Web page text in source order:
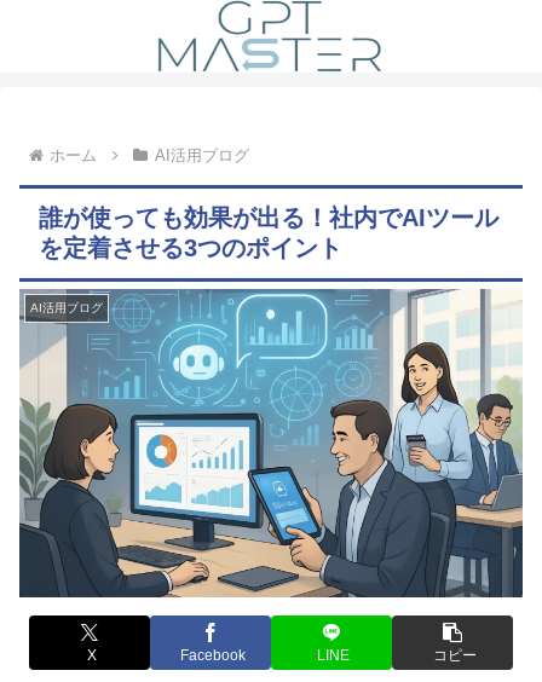
ホーム AI活用ブログ
誰が使っても効果が出る！社内でAIツール
を定着させる3つのポイント
AI活用ブログ
X Facebook LINE コピー